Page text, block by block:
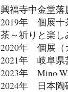
興福寺中金堂
2019年 個展十
茶～祈りと楽し
2020年 個展（
2021年 岐阜県
2023年 Mino
2024年 日本陶